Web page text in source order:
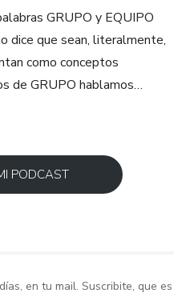
GRUPO y EQUIPO
dice que sean, literalmente,
como conceptos
de GRUPO hablamos…
PODCAST
en tu mail. Suscribite, que es